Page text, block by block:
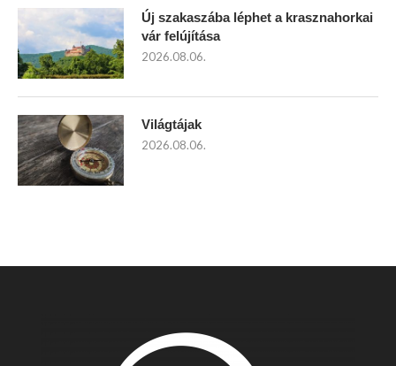
Új szakaszába léphet a krasznahorkai
vár felújítása
2026.08.06.
Világtájak
2026.08.06.